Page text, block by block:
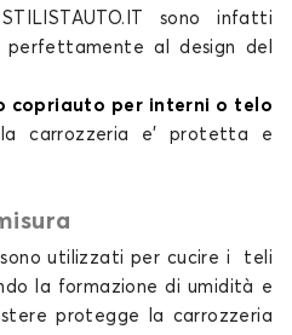
per MG MG3
ZS
per MG ZS
sono infatti
al design del
copriauto per interni o telo
carrozzeria e’ protetta e
utilizzati per cucire i teli
la formazione di umidità e
protegge la carrozzeria